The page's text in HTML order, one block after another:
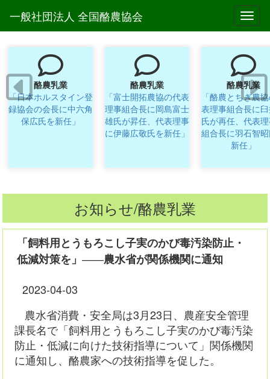
一般社団法人 全国酪農協会
酪農乳業
「日本ホルスタイン登
録協会の会長に中六角
保広氏を新任」
酪農乳業
「富士開拓農協の代表
理事組合長に岡島富士
雄氏が昇任、代表理事
に伊藤広敬氏を新任」
酪農乳業
「酪農とちぎ農
表理事組合長に
氏が再任、代表
組合長に羽石智
新任」
お知らせ/酪農乳業
「飼料用とうもろこし子実のかび毒汚染防止・
低減対策を」――農水省が関係機関に通知
2023-04-03
農水省消費・安全局は3月23日、農産安全管理
課長名で「飼料用とうもろこし子実のかび毒汚染
防止・低減に向けた技術指導について」関係機関
に通知し、酪農家への技術指導を促した。